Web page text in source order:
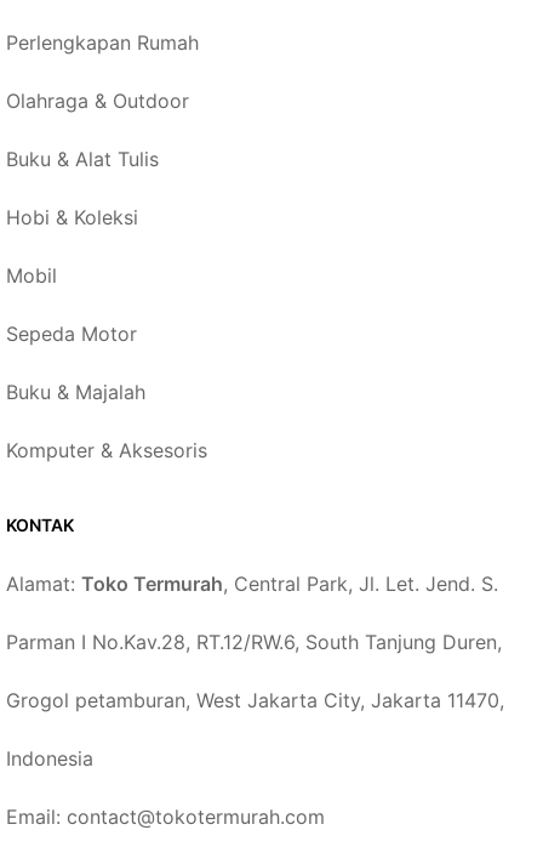
Perlengkapan Rumah
Olahraga & Outdoor
Buku & Alat Tulis
Hobi & Koleksi
Mobil
Sepeda Motor
Buku & Majalah
Komputer & Aksesoris
KONTAK
Alamat: Toko Termurah, Central Park, Jl. Let. Jend. S.
Parman I No.Kav.28, RT.12/RW.6, South Tanjung Duren,
Grogol petamburan, West Jakarta City, Jakarta 11470,
Indonesia
Email: contact@tokotermurah.com